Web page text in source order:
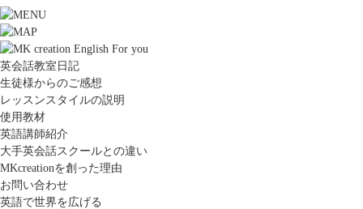
英会話教室日記
生徒様からのご感想
レッスンスタイルの説明
使用教材
英語講師紹介
大手英会話スクールとの違い
MKcreationを創った理由
お問い合わせ
英語で世界を広げる